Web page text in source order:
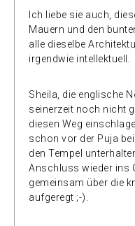
Ich liebe sie auch,
Mauern und den
alle dieselbe
irgendwie intellektuell.
Sheila, die englische
seinerzeit noch nicht
diesen Weg
schon vor der Puja
den Tempel
Anschluss wieder ins
gemeinsam über die
aufgeregt ;-).